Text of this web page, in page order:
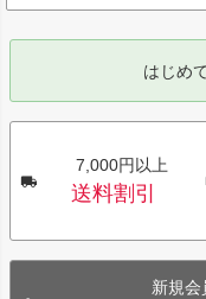
はじめ
7,000円以上
送料割引
新規会